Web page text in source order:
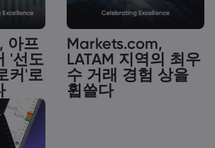
아프
'선도
커'로
Markets.com,
LATAM 지역의 최우
수 거래 경험 상을
휩쓸다